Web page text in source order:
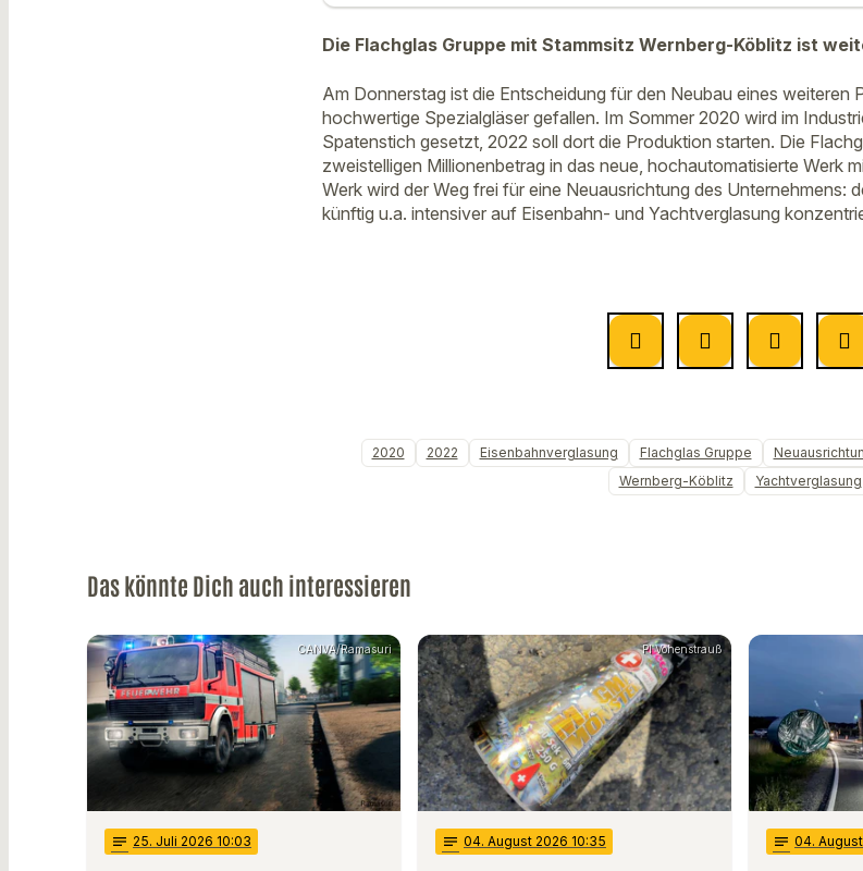
Die Flachglas Gruppe mit Stammsitz Wernberg-Köblitz ist
Am Donnerstag ist die Entscheidung für den Neubau eines weiteren
hochwertige Spezialgläser gefallen. Im Sommer 2020 wird im
Spatenstich gesetzt, 2022 soll dort die Produktion starten. Die
zweistelligen Millionenbetrag in das neue, hochautomatisierte Werk
Werk wird der Weg frei für eine Neuausrichtung des Unternehmens:
künftig u.a. intensiver auf Eisenbahn- und Yachtverglasung
2020 2022 Eisenbahnverglasung Flachglas Gruppe
Wernberg-Köblitz
Yachtverglasung
Das könnte Dich auch interessieren
CANVA/Ramasuri
notes 25. Juli 2026 10:03
PI Vohenstrauß
notes 04. August 2026 10:35 notes 04.